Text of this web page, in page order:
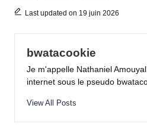
Last updated on 19 juin 2026
bwatacookie
Je m'appelle Nathaniel
internet sous le pseudo
View All Posts